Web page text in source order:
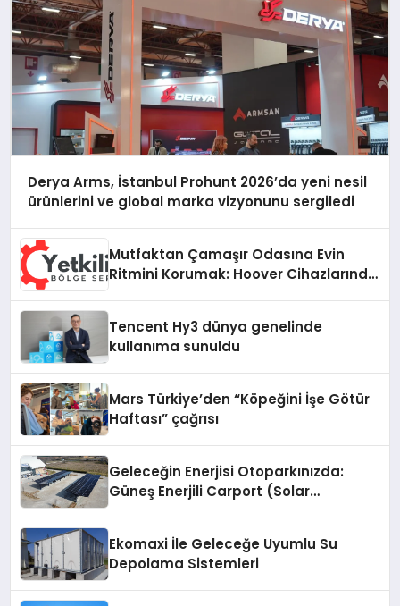
Derya Arms, İstanbul Prohunt 2026’da yeni nesil
ürünlerini ve global marka vizyonunu sergiledi
Mutfaktan Çamaşır Odasına Evin
Ritmini Korumak: Hoover Cihazlarında
Tencent Hy3 dünya genelinde
kullanıma sunuldu
Mars Türkiye’den “Köpeğini İşe Götür
Haftası” çağrısı
Geleceğin Enerjisi Otoparkınızda:
Güneş Enerjili Carport (Solar
Ekomaxi İle Geleceğe Uyumlu Su
Depolama Sistemleri